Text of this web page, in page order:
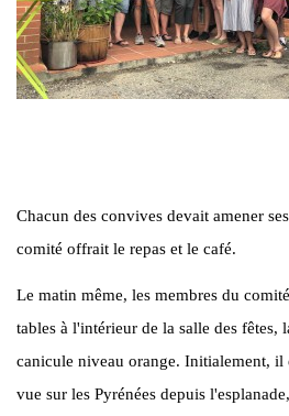
Chacun des convives devait amener
comité offrait le repas et le café.
Le matin même, les membres du
tables à l'intérieur de la salle des fêtes,
canicule niveau orange. Initialement,
vue sur les Pyrénées depuis